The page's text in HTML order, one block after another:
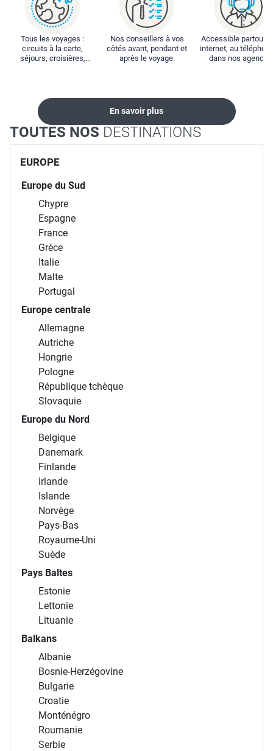
Tous les voyages :
circuits à la carte,
séjours, croisières,
Nos conseillers à vos
côtés avant, pendant et
après le voyage.
Accessible partout :
internet, au
dans nos
En savoir plus
TOUTES NOS DESTINATIONS
EUROPE
Europe du Sud
Chypre
Espagne
France
Grèce
Italie
Malte
Portugal
Europe centrale
Allemagne
Autriche
Hongrie
Pologne
République tchèque
Slovaquie
Europe du Nord
Belgique
Danemark
Finlande
Irlande
Islande
Norvège
Pays-Bas
Royaume-Uni
Suède
Pays Baltes
Estonie
Lettonie
Lituanie
Balkans
Albanie
Bosnie-Herzégovine
Bulgarie
Croatie
Monténégro
Roumanie
Serbie